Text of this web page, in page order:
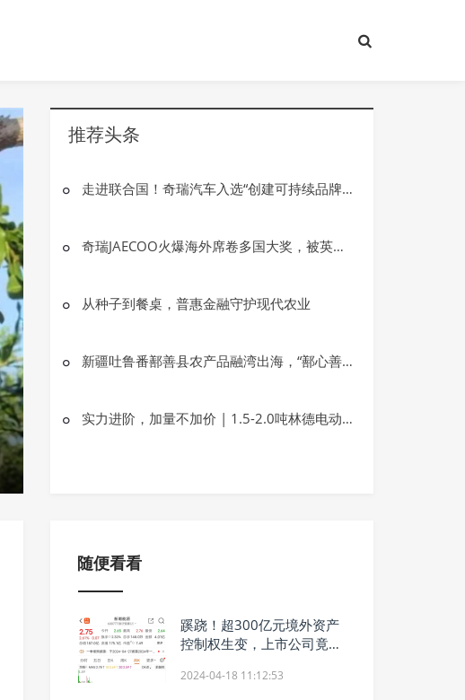
银行
最高888元招财红包，招行信用卡与恒
推荐头条
走进联合国！奇瑞汽车入选“创建可持续品牌”2025年度代表案例
奇瑞JAECOO火爆海外席卷多国大奖，被英媒授予“年度品牌”
从种子到餐桌，普惠金融守护现代农业
新疆吐鲁番鄯善县农产品融湾出海，“鄯心善果 ”区域品牌助推乡村振兴
实力进阶，加量不加价 | 1.5-2.0吨林德电动平衡重叉车焕新升级
随便看看
蹊跷！超300亿元境外资产
控制权生变，上市公司竟没
2024-04-18 11:12:53